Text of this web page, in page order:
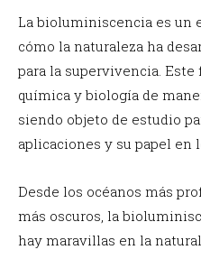
La bioluminiscencia es un
cómo la naturaleza ha
para la supervivencia.
química y biología de
siendo objeto de estudio
aplicaciones y su papel en
Desde los océanos más
más oscuros, la
hay maravillas en la